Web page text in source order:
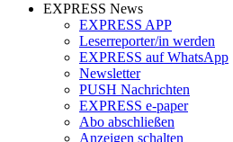
EXPRESS News
EXPRESS APP
Leserreporter/in werden
EXPRESS auf WhatsApp
Newsletter
PUSH Nachrichten
EXPRESS e-paper
Abo abschließen
Anzeigen schalten